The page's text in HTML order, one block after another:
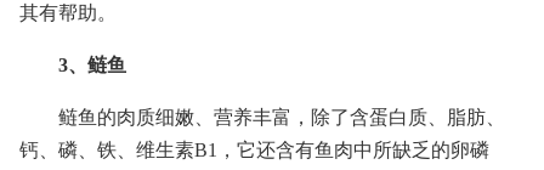
其有帮助。
3、鲢鱼
鲢鱼的肉质细嫩、营养丰富，除了含蛋白质、脂肪、
钙、磷、铁、维生素B1，它还含有鱼肉中所缺乏的卵磷